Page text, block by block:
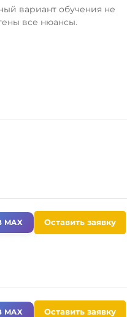
вариант обучения не
все нюансы.
Оставить заявку
Оставить заявку